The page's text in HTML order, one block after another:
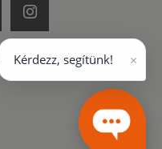
jog fenntartva
Kérdezz, segítünk! ×